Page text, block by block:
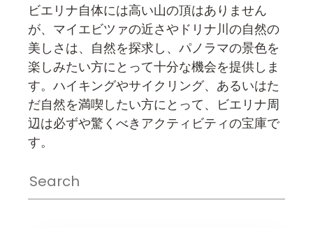
ビエリナ自体には高い山の頂はありません
が、マイエビツァの近さやドリナ川の自然の
美しさは、自然を探求し、パノラマの景色を
楽しみたい方にとって十分な機会を提供しま
す。ハイキングやサイクリング、あるいはた
だ自然を満喫したい方にとって、ビエリナ周
辺は必ずや驚くべきアクティビティの宝庫で
す。